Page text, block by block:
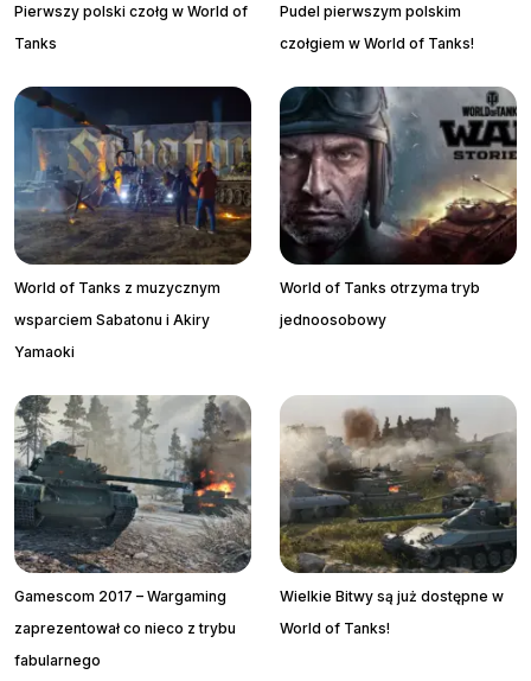
Pierwszy polski czołg w World of
Tanks
Pudel pierwszym polskim
czołgiem w World of Tanks!
World of Tanks z muzycznym
wsparciem Sabatonu i Akiry
Yamaoki
World of Tanks otrzyma tryb
jednoosobowy
Gamescom 2017 – Wargaming
zaprezentował co nieco z trybu
fabularnego
Wielkie Bitwy są już dostępne w
World of Tanks!